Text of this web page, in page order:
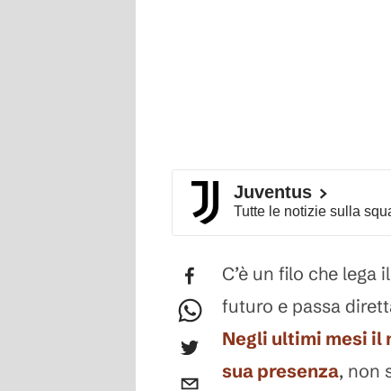
Juventus
Tutte le notizie sulla
C’è un filo che lega
futuro e passa
Negli ultimi mesi il
sua presenza, non